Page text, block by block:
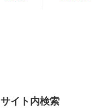
サイト内検索